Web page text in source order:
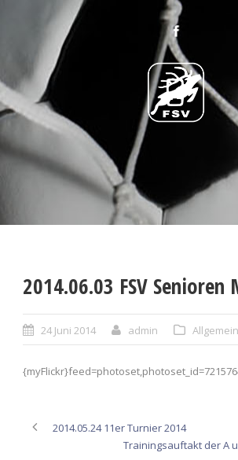
2014.06.03 FSV Senioren
24 Juni 2014 admin Allgemein
2014.05.24 11er Turnier 2014
Trainingsauftakt der A